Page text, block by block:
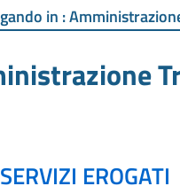
in :
SERVIZI EROGATI